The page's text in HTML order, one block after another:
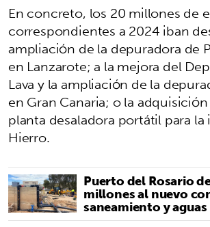
En concreto, los 20 millones de
correspondientes a 2024 iban
ampliación de la depuradora de
en Lanzarote; a la mejora del
Lava y la ampliación de la
en Gran Canaria; o la
planta desaladora portátil para la
Hierro.
Puerto del Rosario
millones al nuevo
saneamiento y aguas